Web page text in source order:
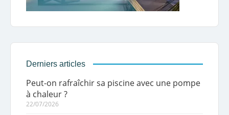
Derniers articles
Peut-on rafraîchir sa piscine avec une pompe
à chaleur ?
22/07/2026